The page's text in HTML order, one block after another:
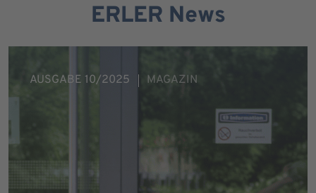
ERLER News
AUSGABE 10/2025 MAGAZIN